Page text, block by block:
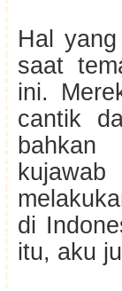
Hal
saat
ini.
cantik
bahkan
di
itu, aku